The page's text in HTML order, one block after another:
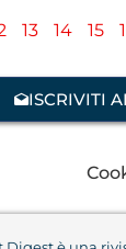
13 14 15
ISCRIVITI